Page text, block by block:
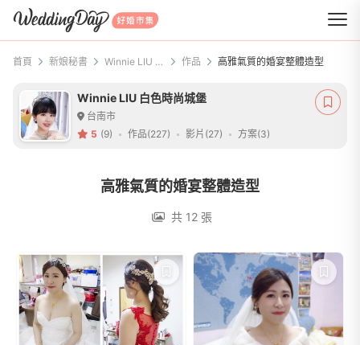
WeddingDay 好婚市集
首頁 新娘秘書 Winnie LIU 白色時尚城堡 作品 高雅氣質的婚宴整體造型
Winnie LIU 白色時尚城堡
台南市
5 (9) 作品(227) 影片(27) 方案(3)
高雅氣質的婚宴整體造型
共 12 張